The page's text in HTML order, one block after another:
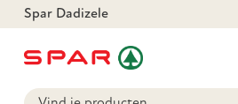
Spar Dadizele